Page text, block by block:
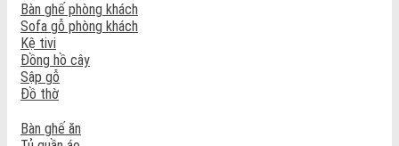
Bàn ghế phòng khách
Sofa gỗ phòng khách
Kệ tivi
Đồng hồ cây
Sập gỗ
Đồ thờ
Bàn ghế ăn